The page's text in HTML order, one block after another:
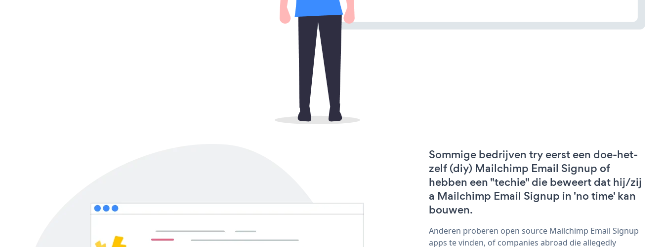
Sommige bedrijven try eerst een doe-het-
zelf (diy) Mailchimp Email Signup of
hebben een "techie" die beweert dat hij/zij
a Mailchimp Email Signup in 'no time' kan
bouwen.
Anderen proberen open source Mailchimp Email Signup
apps te vinden, of companies abroad die allegedly